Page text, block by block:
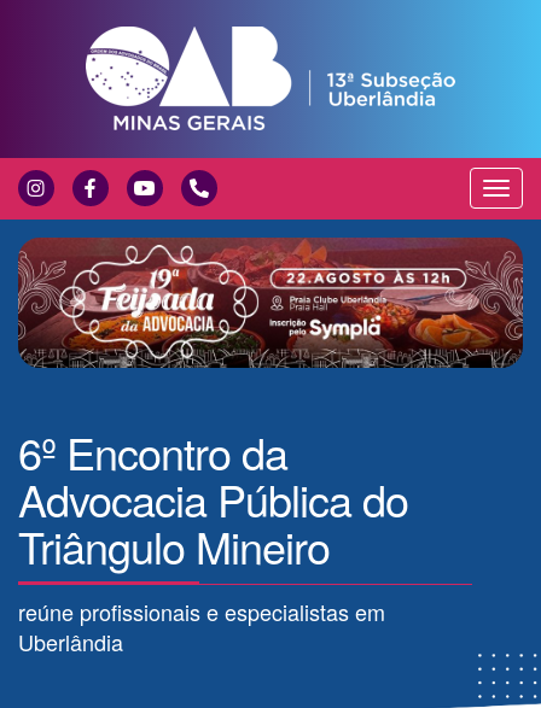
Exibir
6º Encontro da
Advocacia Pública do
Triângulo Mineiro
reúne profissionais e especialistas em
Uberlândia